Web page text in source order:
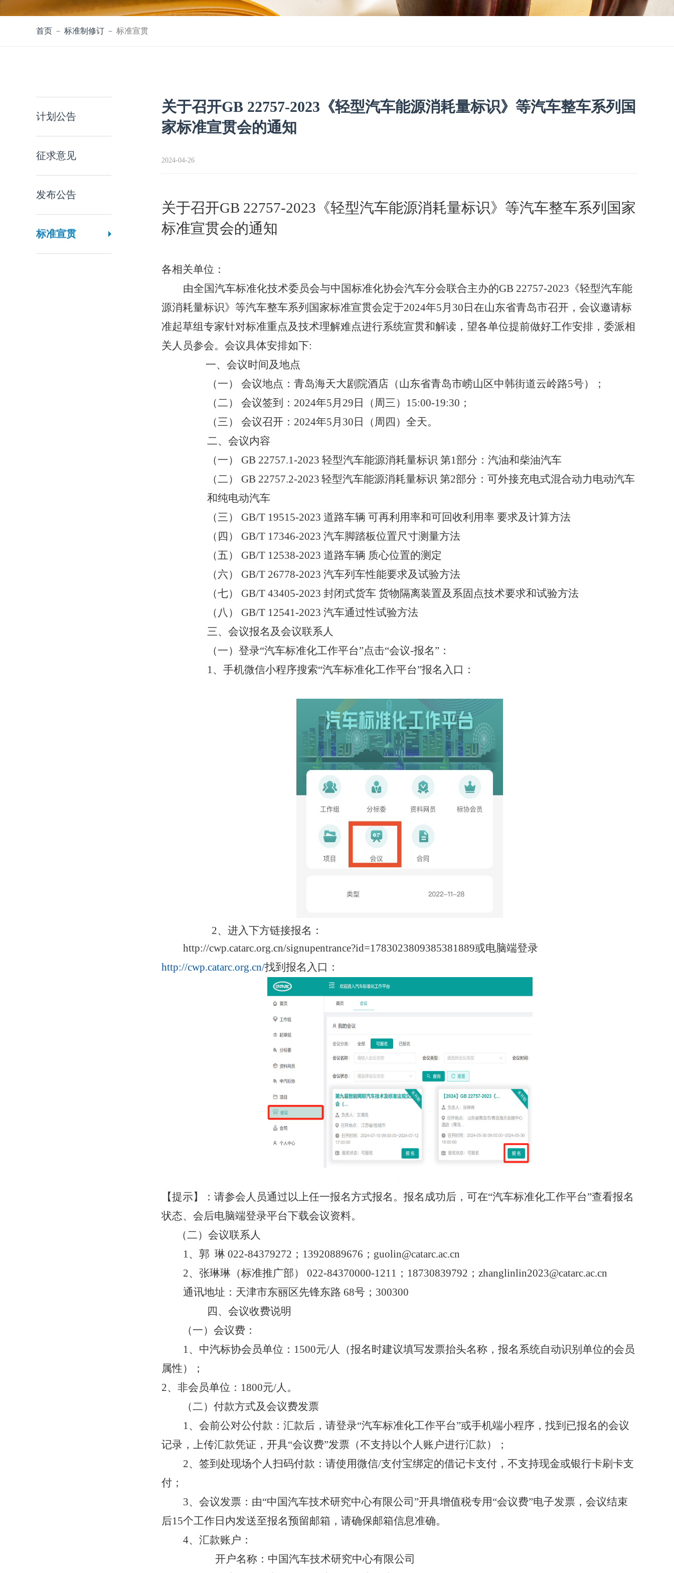
首页 － 标准制修订 － 标准宣贯
计划公告
征求意见
发布公告
标准宣贯
关于召开GB 22757-2023《轻型汽车能源消耗量标识》等汽车整车系列国
家标准宣贯会的通知
2024-04-26
关于召开GB 22757-2023 《轻型汽车能源消耗量标识》等汽车整车系列国家
标准宣贯会的通知
各相关单位：
由全国汽车标准化技术委员会与中国标准化协会汽车分会联合主办的GB 22757-2023 《轻型汽车能
源消耗量标识》等汽车整车系列国家标准宣贯会定于2024年5月 30 日在山东省青岛市召开 ， 会议邀请标
准起草组专家针对标准重点及技术理解难点进行系统宣贯和解读，望各单位提前做好工作安排，委派相
关人员参会。会议具体安排如下:
一、会议时间及地点
（一） 会议地点：青岛海天大剧院酒店（山东省青岛市崂山区中韩街道云岭路5号）；
（二） 会议签到： 2024年5月 29 日 （ 周三） 15:00-19:30 ；
（三） 会议召开： 2024年5月 30 日 （ 周四）全天。
二、会议内容
（一） GB 22757.1-2023 轻型汽车能源消耗量标识 第1部分：汽油和柴油汽车
（二） GB 22757.2-2023 轻型汽车能源消耗量标识 第2部分：可外接充电式混合动力电动汽车
和纯电动汽车
（三） GB/T 19515-2023 道路车辆 可再利用率和可回收利用率 要求及计算方法
（四） GB/T 17346-2023 汽车脚踏板位置尺寸测量方法
（五） GB/T 12538-2023 道路车辆 质心位置的测定
（六） GB/T 26778-2023 汽车列车性能要求及试验方法
（七） GB/T 43405-2023 封闭式货车 货物隔离装置及系固点技术要求和试验方法
（八） GB/T 12541-2023 汽车通过性试验方法
三、会议报名及会议联系人
（一）登录“汽车标准化工作平台”点击“会议-报名”：
1、手机微信小程序搜索“汽车标准化工作平台”报名入口：
2、进入下方链接报名：
http://cwp.catarc.org.cn/signupentrance?id=1783023809385381889或电脑端登录
http://cwp.catarc.org.cn/找到 报名入口：
【提示】： 请参会人员通过以上任一报名方式报名。报名成功后，可在“汽车标准化工作平台”查看报名
状态、会后电脑端登录平台下载会议资料。
（二）会议联系人
1、郭 琳 022-84379272 ； 13920889676 ； guolin@catarc.ac.cn
2、张琳琳（标准推广部） 022-84370000-1211 ； 18730839792 ； zhanglinlin2023@catarc.ac.cn
通讯地址：天津市东丽区先锋东路 68号； 300300
四、会议收费说明
（一） 会议费：
1、中汽标协会员单位： 1500元/人（报名时建议填写发票抬头名称，报名系统自动识别单位的会员
属性）；
2、非会员单位： 1800元/人。
（二） 付款方式及会议费发票
1、会前公对公付款： 汇款后，请登录“汽车标准化工作平台”或手机端小程序，找到已报名的会议
记录，上传汇款凭证，开具“会议费”发票（不支持以个人账户进行汇款）；
2、签到处现场个人扫码付款 ： 请使用微信/支付宝绑定的借记卡支付 ， 不支持现金或银行卡刷卡支
付；
3、 会议发票：由“中国汽车技术研究中心有限公司”开具增值税专用“会议费”电子发票， 会议结束
后15个工作日内发送至报名预留邮箱，请确保邮箱信息准确。
4、汇款账户：
开户名称：中国汽车技术研究中心有限公司